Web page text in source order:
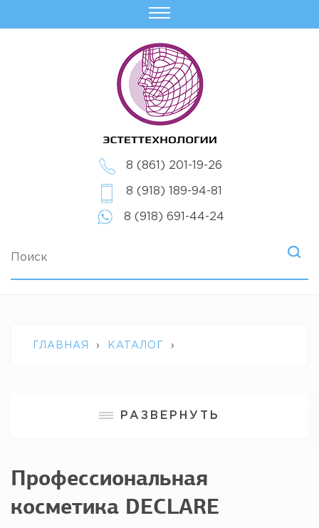
8 (861) 201-19-26
8 (918) 189-94-81
8 (918) 691-44-24
ГЛАВНАЯ › КАТАЛОГ ›
РАЗВЕРНУТЬ
Профессиональная
косметика DECLARE